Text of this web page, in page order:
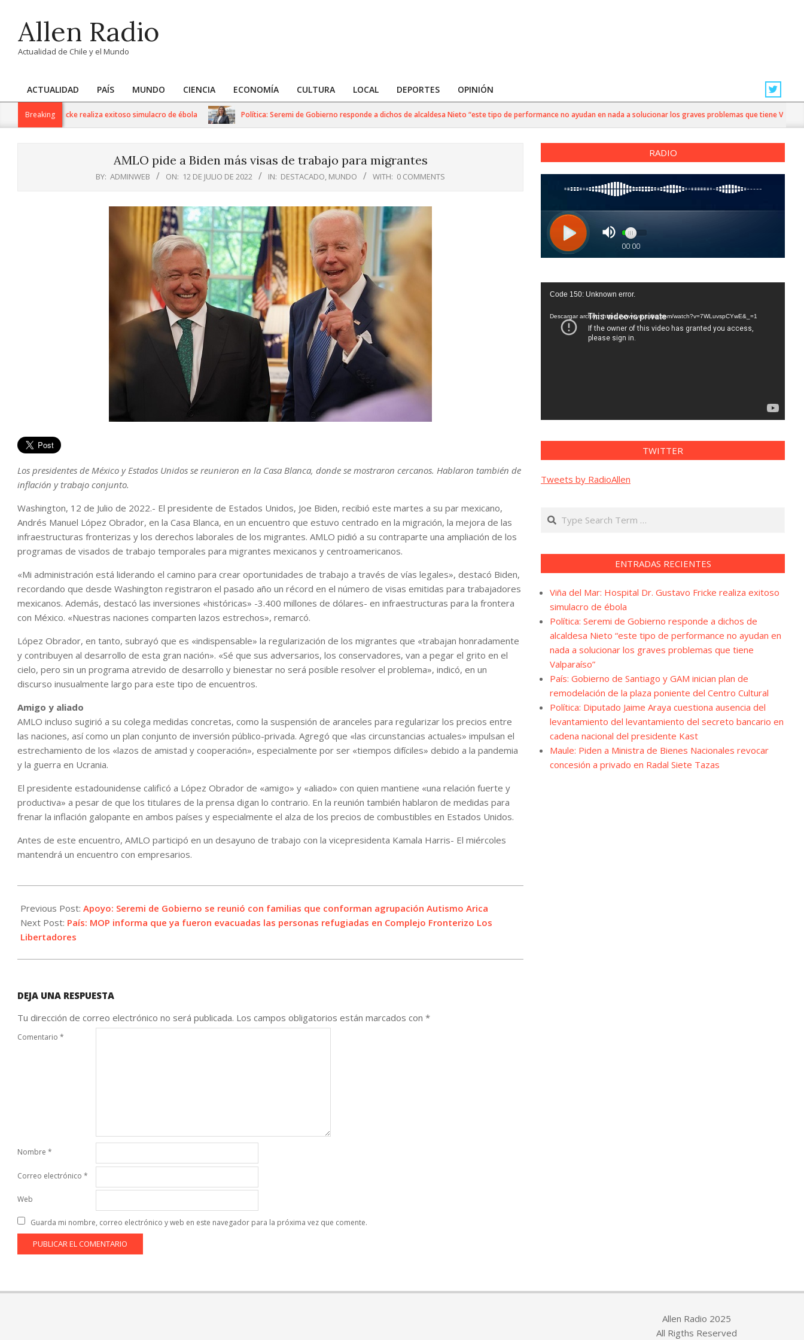
contentAllen Radio
Actualidad de Chile y el Mundo
Primary
Navigation
ACTUALIDAD PAÍS MUNDO CIENCIA ECONOMÍA CULTURA LOCAL DEPORTES OPINIÓN
Breaking
Gustavo Fricke realiza exitoso simulacro de ébola Política: Seremi de Gobierno responde a dichos de alcaldesa Nieto “este tipo de performance no ayudan en nada a solucionar los graves problemas que tiene Valparaíso”
AMLO pide a Biden más visas de trabajo para migrantes
BY: ADMINWEB ON: 12 DE JULIO DE 2022 IN: DESTACADO, MUNDO WITH: 0 COMMENTS
Los presidentes de México y Estados Unidos se reunieron en la Casa Blanca, donde se mostraron cercanos. Hablaron también de
inflación y trabajo conjunto.
Washington, 12 de Julio de 2022.- El presidente de Estados Unidos, Joe Biden, recibió este martes a su par mexicano,
Andrés Manuel López Obrador, en la Casa Blanca, en un encuentro que estuvo centrado en la migración, la mejora de las
infraestructuras fronterizas y los derechos laborales de los migrantes. AMLO pidió a su contraparte una ampliación de los
programas de visados de trabajo temporales para migrantes mexicanos y centroamericanos.
«Mi administración está liderando el camino para crear oportunidades de trabajo a través de vías legales», destacó Biden,
recordando que desde Washington registraron el pasado año un récord en el número de visas emitidas para trabajadores
mexicanos. Además, destacó las inversiones «históricas» -3.400 millones de dólares- en infraestructuras para la frontera
con México. «Nuestras naciones comparten lazos estrechos», remarcó.
López Obrador, en tanto, subrayó que es «indispensable» la regularización de los migrantes que «trabajan honradamente
y contribuyen al desarrollo de esta gran nación». «Sé que sus adversarios, los conservadores, van a pegar el grito en el
cielo, pero sin un programa atrevido de desarrollo y bienestar no será posible resolver el problema», indicó, en un
discurso inusualmente largo para este tipo de encuentros.
Amigo y aliado
AMLO incluso sugirió a su colega medidas concretas, como la suspensión de aranceles para regularizar los precios entre
las naciones, así como un plan conjunto de inversión público-privada. Agregó que «las circunstancias actuales» impulsan el
estrechamiento de los «lazos de amistad y cooperación», especialmente por ser «tiempos difíciles» debido a la pandemia
y la guerra en Ucrania.
El presidente estadounidense calificó a López Obrador de «amigo» y «aliado» con quien mantiene «una relación fuerte y
productiva» a pesar de que los titulares de la prensa digan lo contrario. En la reunión también hablaron de medidas para
frenar la inflación galopante en ambos países y especialmente el alza de los precios de combustibles en Estados Unidos.
Antes de este encuentro, AMLO participó en un desayuno de trabajo con la vicepresidenta Kamala Harris- El miércoles
mantendrá un encuentro con empresarios.
07-
12
Previous Post: Apoyo: Seremi de Gobierno se reunió con familias que conforman agrupación Autismo Arica
Next Post: País: MOP informa que ya fueron evacuadas las personas refugiadas en Complejo Fronterizo Los
Libertadores
DEJA UNA RESPUESTA
Tu dirección de correo electrónico no será publicada. Los campos obligatorios están marcados con *
Comentario *
Nombre *
Correo electrónico *
Web
Guarda mi nombre, correo electrónico y web en este navegador para la próxima vez que comente.
RADIO
Reproductor
vídeo
Code 150: Unknown error.
Descargar archivo: https://www.youtube.com/watch?v=7WLuvspCYwE&_=1
TWITTER
Tweets by RadioAllen
Search
ENTRADAS RECIENTES
Viña del Mar: Hospital Dr. Gustavo Fricke realiza exitoso
simulacro de ébola
Política: Seremi de Gobierno responde a dichos de
alcaldesa Nieto “este tipo de performance no ayudan en
nada a solucionar los graves problemas que tiene
Valparaíso”
País: Gobierno de Santiago y GAM inician plan de
remodelación de la plaza poniente del Centro Cultural
Política: Diputado Jaime Araya cuestiona ausencia del
levantamiento del levantamiento del secreto bancario en
cadena nacional del presidente Kast
Maule: Piden a Ministra de Bienes Nacionales revocar
concesión a privado en Radal Siete Tazas
Allen Radio 2025
All Rigths Reserved